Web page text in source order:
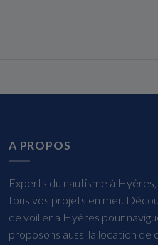
A PROPOS
Experts du nautisme à
tous vos projets en mer.
de voilier à Hyères pour
proposons aussi la location de